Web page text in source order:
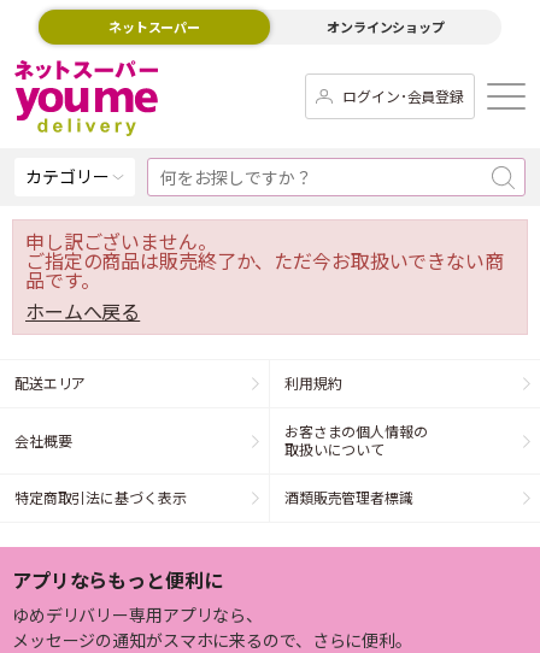
ネットスーパー オンラインショップ
ログイン･会員登録
カテゴリー
申し訳ございません。
ご指定の商品は販売終了か、ただ今お取扱いできない商
品です。
ホームへ戻る
配送エリア 利用規約
会社概要
お客さまの個人情報の
取扱いについて
特定商取引法に基づく表示 酒類販売管理者標識
アプリならもっと便利に
ゆめデリバリー専用アプリなら、
メッセージの通知がスマホに来るので、さらに便利。